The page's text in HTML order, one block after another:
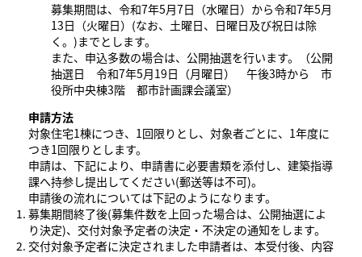
募集期間は、令和7年5月7日（水曜日）から令和7年5月
13日（火曜日）(なお、土曜日、日曜日及び祝日は除
く。)までとします。
また、申込多数の場合は、公開抽選を行います。（公開
抽選日 令和7年5月19日（月曜日） 午後3時から 市
役所中央棟3階 都市計画課会議室）
申請方法
対象住宅1棟につき、1回限りとし、対象者ごとに、1年度に
つき1回限りとします。
申請は、下記により、申請書に必要書類を添付し、建築指導
課へ持参し提出してください(郵送等は不可)。
申請後の流れについては下記のようになります。
募集期間終了後(募集件数を上回った場合は、公開抽選によ
り決定)、交付対象予定者の決定・不決定の通知をします。
交付対象予定者に決定されました申請者は、本受付後、内容